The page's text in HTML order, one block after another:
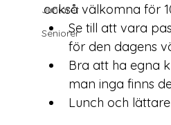
Juniorer
Seniorer
också välkomna för
Se till att vara
för den dagens
Bra att ha egna
man inga finns